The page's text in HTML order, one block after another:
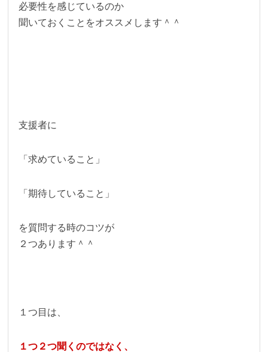
必要性を感じているのか
聞いておくことをオススメします＾＾
支援者に
「求めていること」
「期待していること」
を質問する時のコツが
２つあります＾＾
１つ目は、
１つ２つ聞くのではなく、